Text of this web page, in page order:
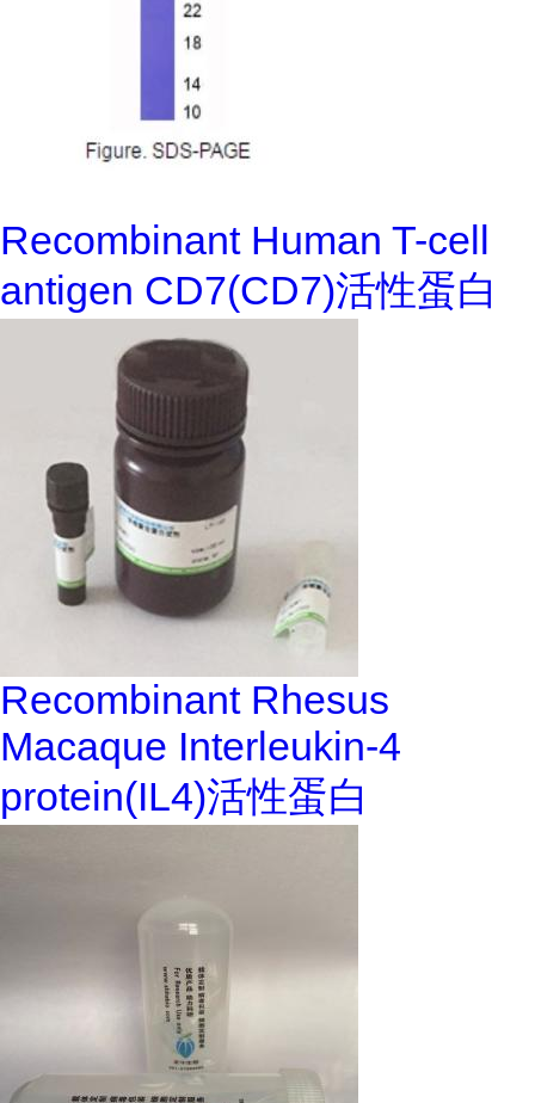
Recombinant Human T-cell
antigen CD7(CD7)活性蛋白
Recombinant Rhesus
Macaque Interleukin-4
protein(IL4)活性蛋白